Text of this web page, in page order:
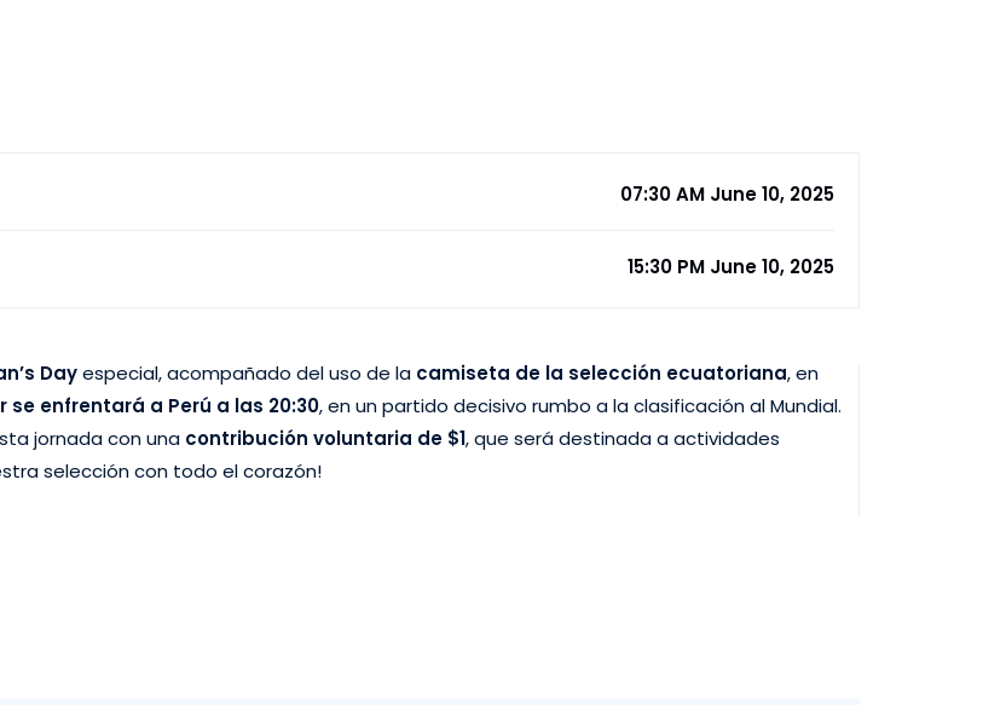
07:30 AM June 10, 2025
15:30 PM June 10, 2025
Dayespecial, acompañado del uso de la camiseta de la selección ecuatoriana, en
se enfrentará a Perú a las 20:30, en un partido decisivo rumbo a la clasificación al Mundial.
jornada con una contribución voluntaria de $1, que será destinada a actividades
selección con todo el corazón!